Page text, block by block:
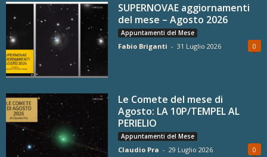
SUPERNOVAE aggiornamenti
del mese – Agosto 2026
Appuntamenti del Mese
Fabio Briganti - 31 Luglio 2026 0
Le Comete del mese di
Agosto: LA 10P/TEMPEL AL
PERIELIO
Appuntamenti del Mese
Claudio Pra - 29 Luglio 2026 0